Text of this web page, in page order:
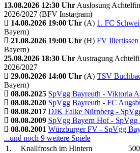
13.08.2026 12:30 Uhr Auslosung
2026/2027 (BFV Instagram)
14.08.2026 19:00 Uhr (A) 1. FC
Bayern)
21.08.2026 19:00 Uhr (H) FV Illertissen
Bayern)
25.08.2026 18:30 Uhr Austragung
2026/2027
29.08.2026 14:00 Uhr (A) TSV
Bayern)
08.08.2025 SpVgg Bayreuth - Viktoria
08.08.2020 SpVgg Bayreuth - FC
08.08.2017 DJK Falke Nürnberg -
08.08.2009 SpVgg Bayern Hof - SpVgg
08.08.2001 Würzburger FV - SpVgg
...und noch 9 weitere Spiele
1.
Knallfrosch im Hintern 500